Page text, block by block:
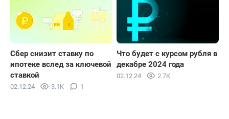
Сбер снизит ставку по
ипотеке вслед за ключевой
ставкой
02.12.24 3.1K 1
Что будет с курсом рубля в
декабре 2024 года
02.12.24 2.7K